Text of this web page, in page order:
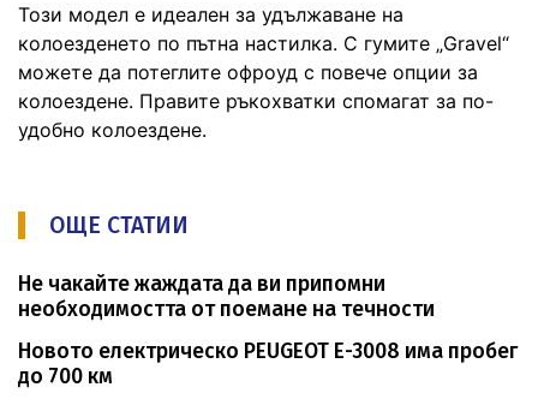
Този модел е идеален за удължаване на
колоезденето по пътна настилка. С гумите „Gravel“
можете да потеглите офроуд с повече опции за
колоездене. Правите ръкохватки спомагат за по-
удобно колоездене.
ОЩЕ СТАТИИ
Не чакайте жаждата да ви припомни
необходимостта от поемане на течности
Новото електрическо PEUGEOT E-3008 има пробег
до 700 км